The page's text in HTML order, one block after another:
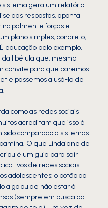
sistema gera um relatório
das respostas, aponta
forças e
plano simples, concreto,
educação pelo exemplo,
libélula que, mesmo
convite para que paremos
e passemos a usá-la de
como as redes sociais
acreditam que isso é
sido comparado a sistemas
O que Lindaiane de
é um guia para sair
de redes sociais
adolescentes: o botão do
algo ou de não estar à
(sempre em busca da